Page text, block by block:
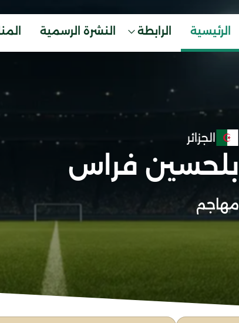
الرئيسية الرابطة النشرة الرسمية
الجزائر
بلحسين فراس
مهاجم